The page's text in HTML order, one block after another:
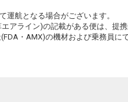
運航となる場合がございます。
アライン)の記載がある便は、提
・AMX)の機材および乗務員に